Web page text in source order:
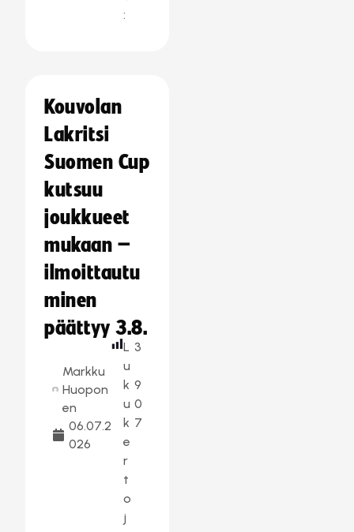
:
Kouvolan
Lakritsi
Suomen Cup
kutsuu
joukkueet
mukaan –
ilmoittautu
minen
päättyy 3.8.
Markku
Huopon
en
06.07.2
026
L
u
k
u
k
e
r
t
o
j
3
9
0
7